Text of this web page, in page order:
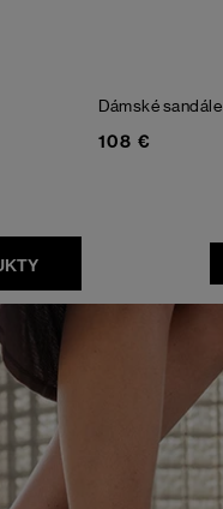
Dámské
108 €